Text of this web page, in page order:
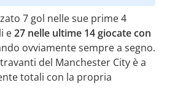
7 gol nelle sue prime 4
e27 nelle ultime 14 giocate con
ovviamente sempre a segno.
del Manchester City è a
totali con la propria